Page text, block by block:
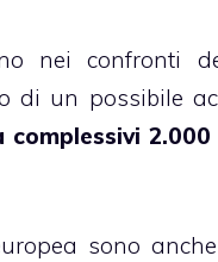
nei confronti
di un possibile
complessivi
sono